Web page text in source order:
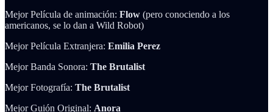
Mejor Película de animación: Flow (pero conociendo a los
americanos, se lo dan a Wild Robot)
Mejor Película Extranjera: Emilia Perez
Mejor Banda Sonora: The Brutalist
Mejor Fotografía: The Brutalist
Mejor Guión Original: Anora